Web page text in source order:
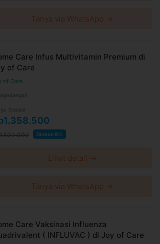
Tanya via WhatsApp →
Care Infus Multivitamin Premium di
of Care
of Care
Spesial
Diskon 9%
Lihat detail →
Tanya via WhatsApp →
Care Vaksinasi Influenza
( INFLUVAC ) di Joy of Care